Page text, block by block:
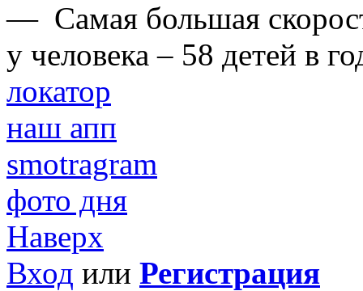
— Самая большая
у человека – 58 детей в
локатор
наш апп
smotragram
фото дня
Наверх
Вход или Регистрация